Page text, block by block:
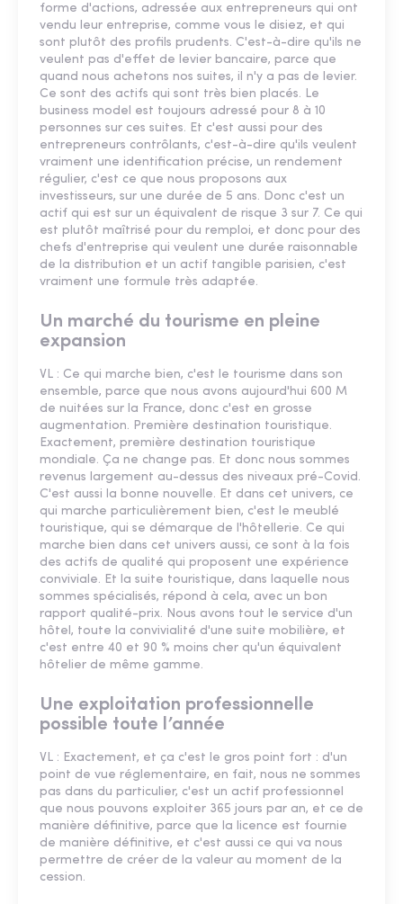
forme d'actions, adressée aux entrepreneurs qui ont
vendu leur entreprise, comme vous le disiez, et qui
sont plutôt des profils prudents. C'est-à-dire qu'ils ne
veulent pas d'effet de levier bancaire, parce que
quand nous achetons nos suites, il n'y a pas de levier.
Ce sont des actifs qui sont très bien placés. Le
business model est toujours adressé pour 8 à 10
personnes sur ces suites. Et c'est aussi pour des
entrepreneurs contrôlants, c'est-à-dire qu'ils veulent
vraiment une identification précise, un rendement
régulier, c'est ce que nous proposons aux
investisseurs, sur une durée de 5 ans. Donc c'est un
actif qui est sur un équivalent de risque 3 sur 7. Ce qui
est plutôt maîtrisé pour du remploi, et donc pour des
chefs d'entreprise qui veulent une durée raisonnable
de la distribution et un actif tangible parisien, c'est
vraiment une formule très adaptée.
Un marché du tourisme en pleine
expansion
VL : Ce qui marche bien, c'est le tourisme dans son
ensemble, parce que nous avons aujourd'hui 600 M
de nuitées sur la France, donc c'est en grosse
augmentation. Première destination touristique.
Exactement, première destination touristique
mondiale. Ça ne change pas. Et donc nous sommes
revenus largement au-dessus des niveaux pré-Covid.
C'est aussi la bonne nouvelle. Et dans cet univers, ce
qui marche particulièrement bien, c'est le meublé
touristique, qui se démarque de l'hôtellerie. Ce qui
marche bien dans cet univers aussi, ce sont à la fois
des actifs de qualité qui proposent une expérience
conviviale. Et la suite touristique, dans laquelle nous
sommes spécialisés, répond à cela, avec un bon
rapport qualité-prix. Nous avons tout le service d'un
hôtel, toute la convivialité d'une suite mobilière, et
c'est entre 40 et 90 % moins cher qu'un équivalent
hôtelier de même gamme.
Une exploitation professionnelle
possible toute l’année
VL : Exactement, et ça c'est le gros point fort : d'un
point de vue réglementaire, en fait, nous ne sommes
pas dans du particulier, c'est un actif professionnel
que nous pouvons exploiter 365 jours par an, et ce de
manière définitive, parce que la licence est fournie
de manière définitive, et c'est aussi ce qui va nous
permettre de créer de la valeur au moment de la
cession.